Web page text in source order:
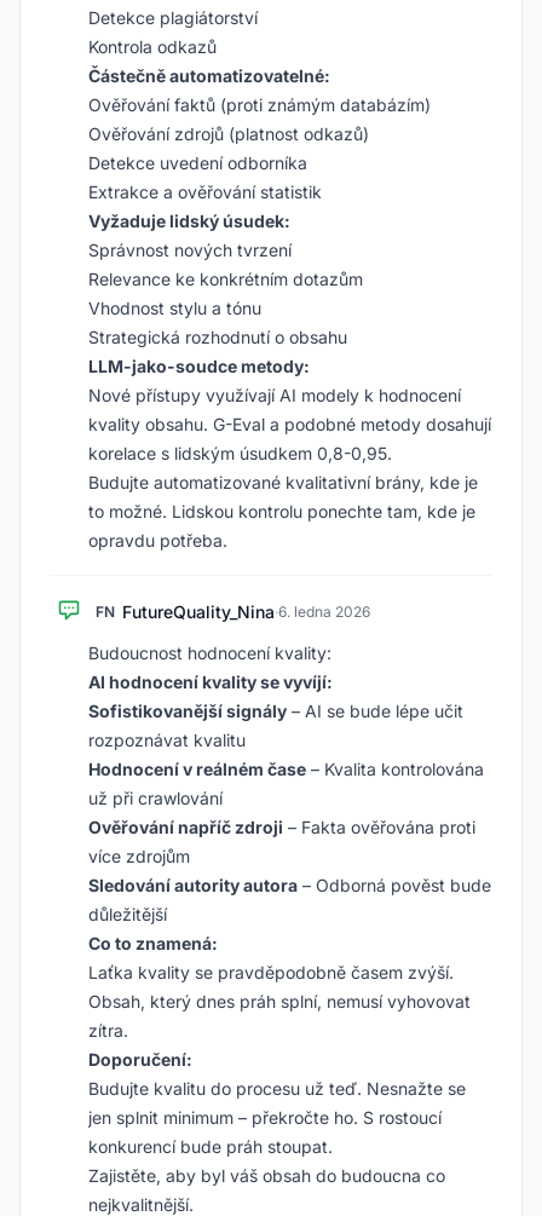
Detekce plagiátorství
Kontrola odkazů
Částečně automatizovatelné:
Ověřování faktů (proti známým databázím)
Ověřování zdrojů (platnost odkazů)
Detekce uvedení odborníka
Extrakce a ověřování statistik
Vyžaduje lidský úsudek:
Správnost nových tvrzení
Relevance ke konkrétním dotazům
Vhodnost stylu a tónu
Strategická rozhodnutí o obsahu
LLM-jako-soudce metody:
Nové přístupy využívají AI modely k hodnocení
kvality obsahu. G-Eval a podobné metody dosahují
korelace s lidským úsudkem 0,8-0,95.
Budujte automatizované kvalitativní brány, kde je
to možné. Lidskou kontrolu ponechte tam, kde je
opravdu potřeba.
FN FutureQuality_Nina·6. ledna 2026
Budoucnost hodnocení kvality:
AI hodnocení kvality se vyvíjí:
Sofistikovanější signály – AI se bude lépe učit
rozpoznávat kvalitu
Hodnocení v reálném čase – Kvalita kontrolována
už při crawlování
Ověřování napříč zdroji – Fakta ověřována proti
více zdrojům
Sledování autority autora – Odborná pověst bude
důležitější
Co to znamená:
Laťka kvality se pravděpodobně časem zvýší.
Obsah, který dnes práh splní, nemusí vyhovovat
zítra.
Doporučení:
Budujte kvalitu do procesu už teď. Nesnažte se
jen splnit minimum – překročte ho. S rostoucí
konkurencí bude práh stoupat.
Zajistěte, aby byl váš obsah do budoucna co
nejkvalitnější.